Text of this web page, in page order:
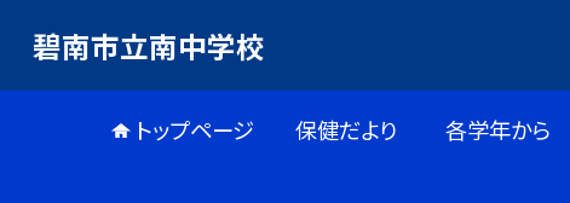
碧南市立南中学校
トップページ 保健だより 各学年から